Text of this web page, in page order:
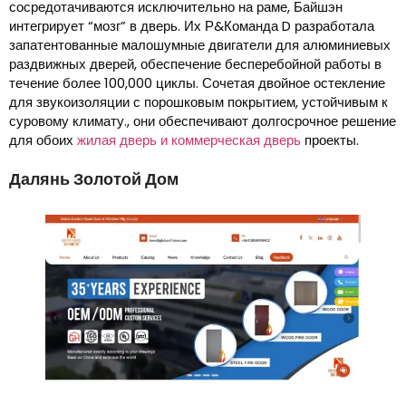
сосредотачиваются исключительно на раме, Байшэн
интегрирует “мозг” в дверь. Их Р&Команда D разработала
запатентованные малошумные двигатели для алюминиевых
раздвижных дверей, обеспечение бесперебойной работы в
течение более 100,000 циклы. Сочетая двойное остекление
для звукоизоляции с порошковым покрытием, устойчивым к
суровому климату., они обеспечивают долгосрочное решение
для обоих жилая дверь и коммерческая дверь проекты.
Далянь Золотой Дом